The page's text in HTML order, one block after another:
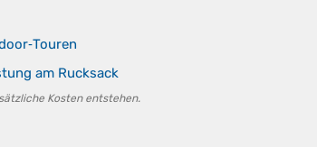
am Rucksack
Kosten entstehen.